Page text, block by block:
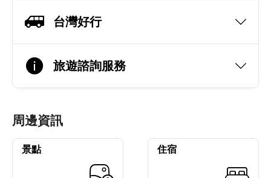
台灣好行
旅遊諮詢服務
周邊資訊
景點 住宿